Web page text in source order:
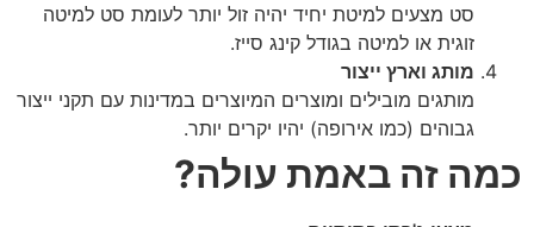
סט מצעים למיטת יחיד יהיה זול יותר לעומת סט למיטה
זוגית או למיטה בגודל קינג סייז.
מותג וארץ ייצור
מותגים מובילים ומוצרים המיוצרים במדינות עם תקני ייצור
גבוהים (כמו אירופה) יהיו יקרים יותר.
כמה זה באמת עולה?